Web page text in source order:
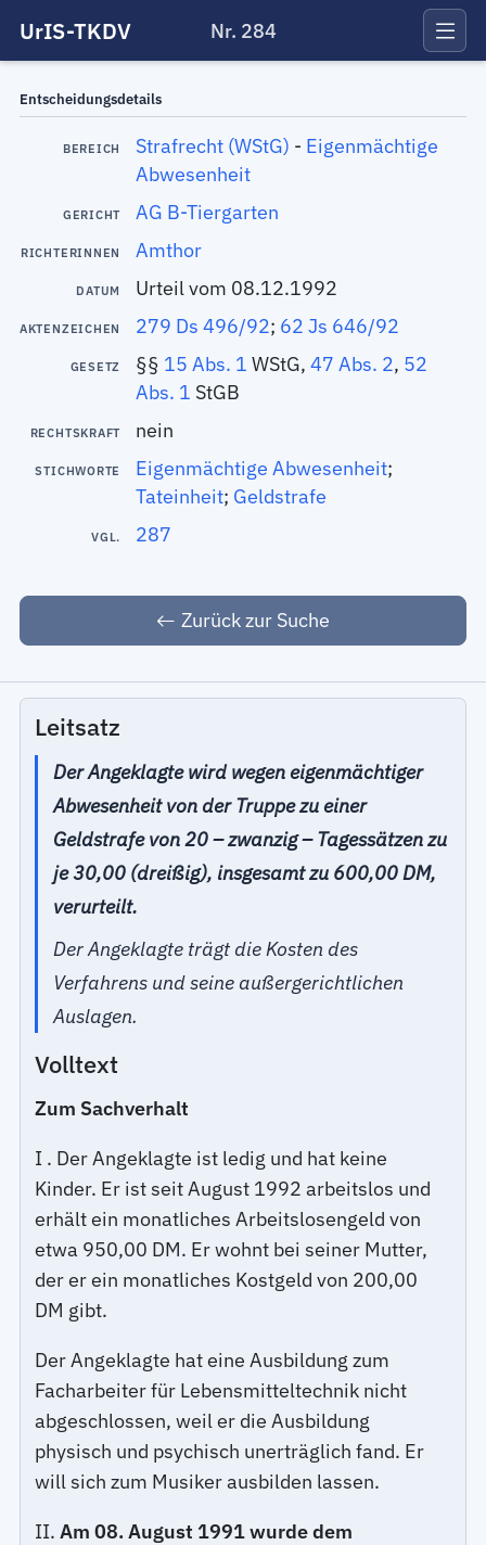
UrIS-TKDV Nr. 284
Entscheidungsdetails
BEREICH Strafrecht (WStG) - Eigenmächtige
Abwesenheit
GERICHT AG B-Tiergarten
RICHTERINNEN Amthor
DATUM Urteil vom 08.12.1992
AKTENZEICHEN 279 Ds 496/92; 62 Js 646/92
GESETZ §§ 15 Abs. 1 WStG, 47 Abs. 2, 52
Abs. 1 StGB
RECHTSKRAFT nein
STICHWORTE Eigenmächtige Abwesenheit;
Tateinheit; Geldstrafe
VGL. 287
Zurück zur Suche
Leitsatz
Der Angeklagte wird wegen eigenmächtiger
Abwesenheit von der Truppe zu einer
Geldstrafe von 20 – zwanzig – Tagessätzen zu
je 30,00 (dreißig), insgesamt zu 600,00 DM,
verurteilt.
Der Angeklagte trägt die Kosten des
Verfahrens und seine außergerichtlichen
Auslagen.
Volltext
Zum Sachverhalt
I . Der Angeklagte ist ledig und hat keine
Kinder. Er ist seit August 1992 arbeitslos und
erhält ein monatliches Arbeitslosengeld von
etwa 950,00 DM. Er wohnt bei seiner Mutter,
der er ein monatliches Kostgeld von 200,00
DM gibt.
Der Angeklagte hat eine Ausbildung zum
Facharbeiter für Lebensmitteltechnik nicht
abgeschlossen, weil er die Ausbildung
physisch und psychisch unerträglich fand. Er
will sich zum Musiker ausbilden lassen.
II.Am 08. August 1991 wurde dem